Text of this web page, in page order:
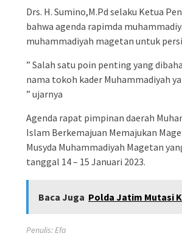
Drs. H. Sumino,M.Pd selaku Ketua
bahwa agenda rapimda
muhammadiyah magetan untuk
” Salah satu poin penting yang
nama tokoh kader Muhammadiyah
” ujarnya
Agenda rapat pimpinan daerah
Islam Berkemajuan Memajukan
Musyda Muhammadiyah Magetan
tanggal 14 – 15 Januari 2023.
Baca Juga Polda Jatim Mutasi
Penulis: Efa